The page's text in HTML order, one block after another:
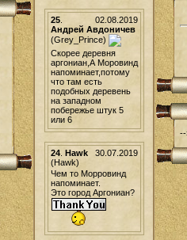
02.08.2019
25.
Андрей Авдоничев
(Grey_Prince)
Скорее деревня
аргониан,А Моровинд
напоминает,потому
что там есть
подобных деревень
на западном
побережье штук 5
или 6
30.07.2019
24. Hawk
(Hawk)
Чем то Морровинд
напоминает.
Это город Аргониан?